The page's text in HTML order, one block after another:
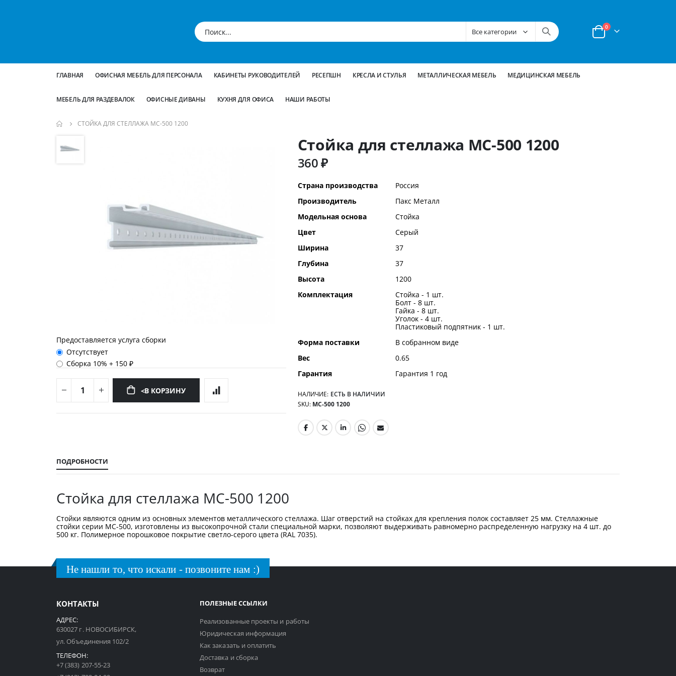
Корзина
0позиции
ГЛАВНАЯ ОФИСНАЯ МЕБЕЛЬ ДЛЯ ПЕРСОНАЛА КАБИНЕТЫ РУКОВОДИТЕЛЕЙ РЕСЕПШН КРЕСЛА И СТУЛЬЯ МЕТАЛЛИЧЕСКАЯ МЕБЕЛЬ МЕДИЦИНСКАЯ МЕБЕЛЬ
МЕБЕЛЬ ДЛЯ РАЗДЕВАЛОК ОФИСНЫЕ ДИВАНЫ КУХНЯ ДЛЯ ОФИСА НАШИ РАБОТЫ
СТОЙКА ДЛЯ СТЕЛЛАЖА МС-500 1200
Предоставляется услуга сборки
Отсутствует
Сборка 10%+ 150 ₽
<В КОРЗИНУ
изображений
Стойка для стеллажа МС-500 1200
360 ₽
Дополнительная
информация
Страна производства
Россия
Производитель
Пакс Металл
Модельная основа
Стойка
Цвет
Серый
Ширина
37
Глубина
37
Высота
1200
Комплектация
Стойка - 1 шт.
Болт - 8 шт.
Гайка - 8 шт.
Уголок - 4 шт.
Пластиковый подпятник - 1 шт.
Форма поставки
В собранном виде
Вес
0.65
Гарантия
Гарантия 1 год
НАЛИЧИЕ: ЕСТЬ В НАЛИЧИИ
SKU МС-500 1200
ПОДРОБНОСТИ
Стойка для стеллажа МС-500 1200
Стойки являются одним из основных элементов металлического стеллажа. Шаг отверстий на стойках для крепления полок составляет 25 мм. Стеллажные
стойки серии МС-500, изготовлены из высокопрочной стали специальной марки, позволяют выдерживать равномерно распределенную нагрузку на 4 шт. до
500 кг. Полимерное порошковое покрытие светло-серого цвета (RAL 7035).
Не нашли то, что искали - позвоните нам :)
КОНТАКТЫ
АДРЕС:
630027 г. НОВОСИБИРСК,
ул. Объединения 102/2
ТЕЛЕФОН:
+7 (383) 207-55-23
ПОЛЕЗНЫЕ ССЫЛКИ
Реализованные проекты и работы
Юридическая информация
Как заказать и оплатить
Доставка и сборка
Возврат